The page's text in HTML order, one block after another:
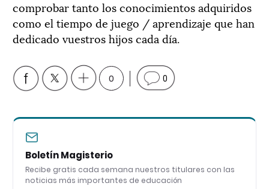
comprobar tanto los conocimientos adquiridos
como el tiempo de juego / aprendizaje que han
dedicado vuestros hijos cada día.
0 0
Boletín Magisterio
Recibe gratis cada semana nuestros titulares con las
noticias más importantes de educación